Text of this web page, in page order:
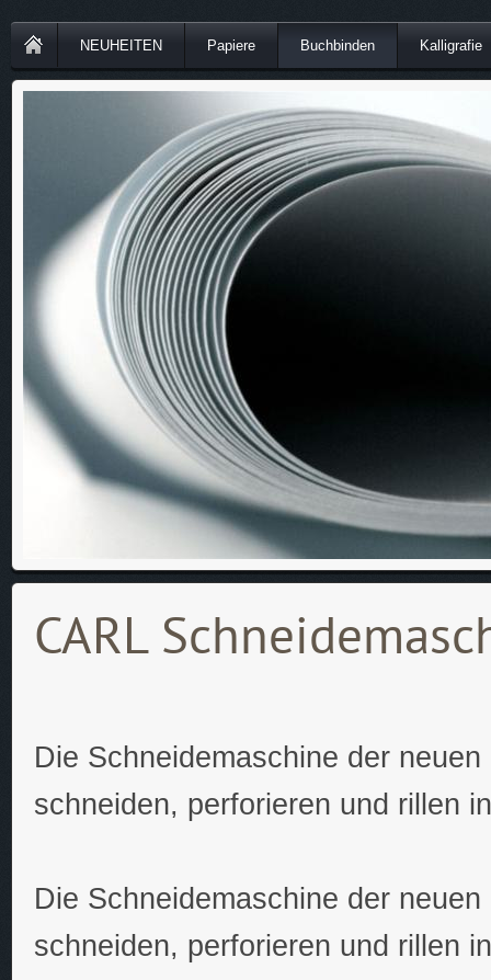
NEUHEITEN Papiere Buchbinden Kalligrafie
CARL
Die Schneidemaschine der
schneiden, perforieren und rillen
Die Schneidemaschine der
schneiden, perforieren und rillen